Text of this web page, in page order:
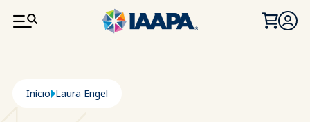
PASSAR PARA O CONTEÚDO PRINCIPAL
Navegação estrutural
Início Laura Engel